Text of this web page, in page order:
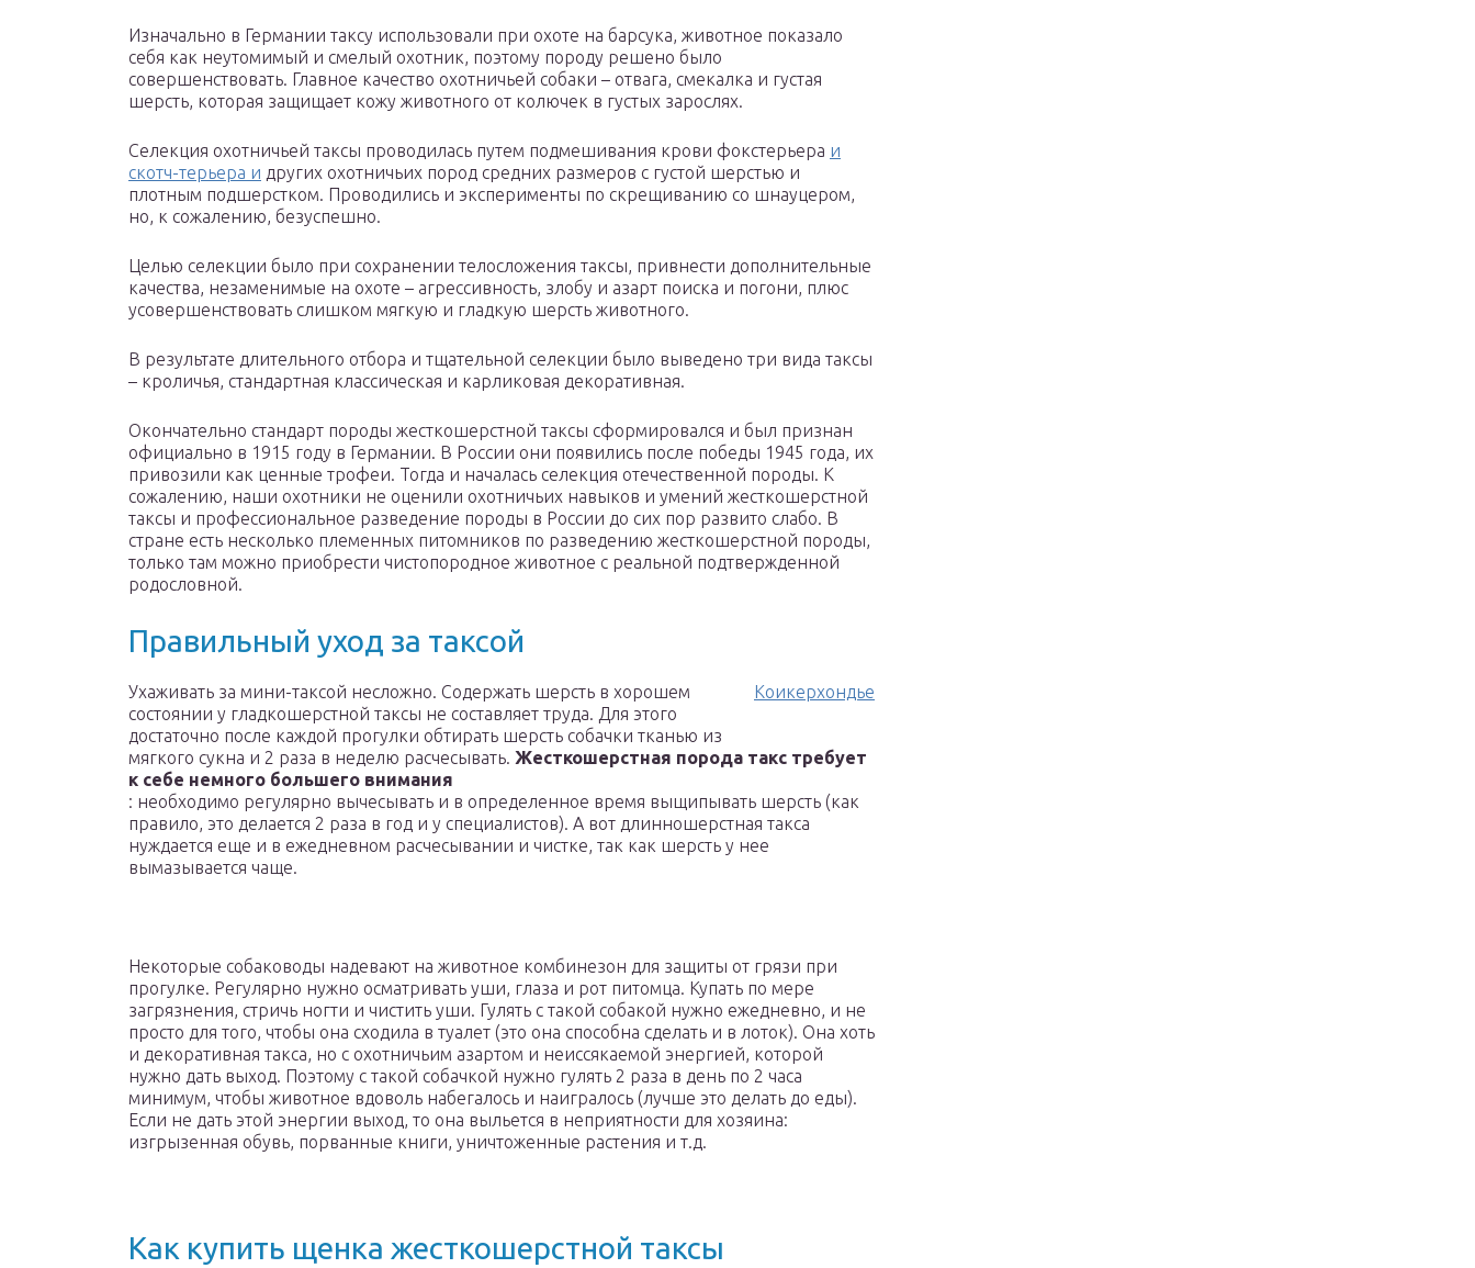
Изначально в Германии таксу использовали при охоте на барсука, животное показало
себя как неутомимый и смелый охотник, поэтому породу решено было
совершенствовать. Главное качество охотничьей собаки – отвага, смекалка и густая
шерсть, которая защищает кожу животного от колючек в густых зарослях.
Селекция охотничьей таксы проводилась путем подмешивания крови фокстерьера и
скотч-терьера и других охотничьих пород средних размеров с густой шерстью и
плотным подшерстком. Проводились и эксперименты по скрещиванию со шнауцером,
но, к сожалению, безуспешно.
Целью селекции было при сохранении телосложения таксы, привнести дополнительные
качества, незаменимые на охоте – агрессивность, злобу и азарт поиска и погони, плюс
усовершенствовать слишком мягкую и гладкую шерсть животного.
В результате длительного отбора и тщательной селекции было выведено три вида таксы
– кроличья, стандартная классическая и карликовая декоративная.
Окончательно стандарт породы жесткошерстной таксы сформировался и был признан
официально в 1915 году в Германии. В России они появились после победы 1945 года, их
привозили как ценные трофеи. Тогда и началась селекция отечественной породы. К
сожалению, наши охотники не оценили охотничьих навыков и умений жесткошерстной
таксы и профессиональное разведение породы в России до сих пор развито слабо. В
стране есть несколько племенных питомников по разведению жесткошерстной породы,
только там можно приобрести чистопородное животное с реальной подтвержденной
родословной.
Правильный уход за таксой
Коикерхондье
Ухаживать за мини-таксой несложно. Содержать шерсть в хорошем
состоянии у гладкошерстной таксы не составляет труда. Для этого
достаточно после каждой прогулки обтирать шерсть собачки тканью из
мягкого сукна и 2 раза в неделю расчесывать. Жесткошерстная порода такс требует
к себе немного большего внимания
: необходимо регулярно вычесывать и в определенное время выщипывать шерсть (как
правило, это делается 2 раза в год и у специалистов). А вот длинношерстная такса
нуждается еще и в ежедневном расчесывании и чистке, так как шерсть у нее
вымазывается чаще.
Некоторые собаководы надевают на животное комбинезон для защиты от грязи при
прогулке. Регулярно нужно осматривать уши, глаза и рот питомца. Купать по мере
загрязнения, стричь ногти и чистить уши. Гулять с такой собакой нужно ежедневно, и не
просто для того, чтобы она сходила в туалет (это она способна сделать и в лоток). Она хоть
и декоративная такса, но с охотничьим азартом и неиссякаемой энергией, которой
нужно дать выход. Поэтому с такой собачкой нужно гулять 2 раза в день по 2 часа
минимум, чтобы животное вдоволь набегалось и наигралось (лучше это делать до еды).
Если не дать этой энергии выход, то она выльется в неприятности для хозяина:
изгрызенная обувь, порванные книги, уничтоженные растения и т.д.
Как купить щенка жесткошерстной таксы